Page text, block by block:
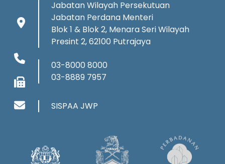
Jabatan Wilayah Persekutuan
Jabatan Perdana Menteri
Blok 1 & Blok 2, Menara Seri Wilayah
Presint 2, 62100 Putrajaya
03-8000 8000
03-8889 7957
SISPAA JWP